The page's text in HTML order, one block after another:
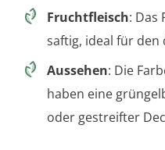
Fruchtfleisch: Das
saftig, ideal für den
Aussehen: Die
haben eine
oder gestreifter